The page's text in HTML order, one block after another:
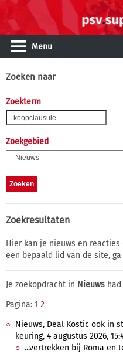
Menu
Zoeken naar
Zoekterm
Zoekgebied
Zoekresultaten
Hier kan je nieuws en reacties
een bepaald lid van de site,
Je zoekopdracht in Nieuws had
Pagina: 1 2
Nieuws, Deal Kostic ook in
keuring, 4 augustus 2026,
...vertrekken bij Roma en